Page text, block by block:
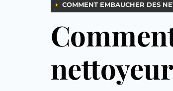
COMMENT EMBAUCHER DES